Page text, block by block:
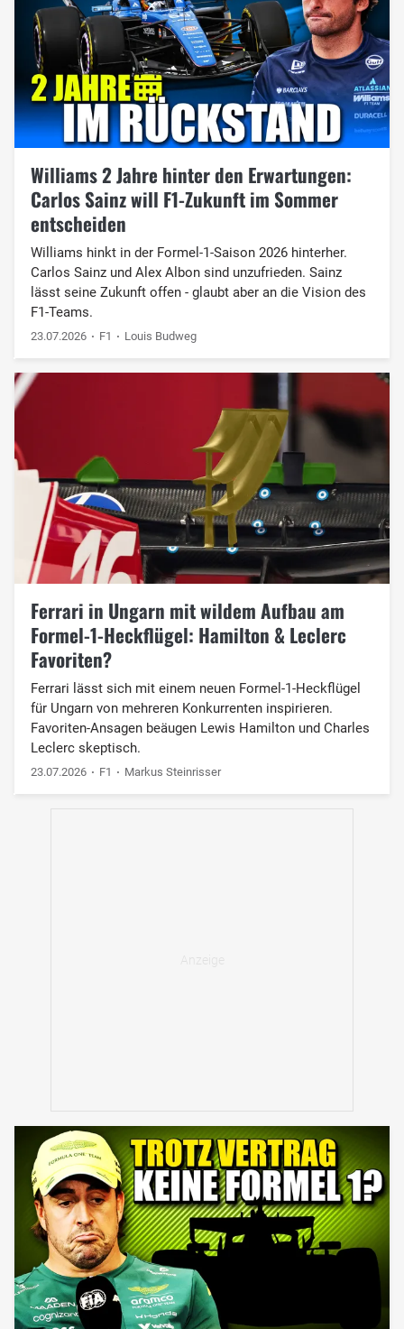
Williams 2 Jahre hinter den Erwartungen:
Carlos Sainz will F1-Zukunft im Sommer
entscheiden
Williams hinkt in der Formel-1-Saison 2026 hinterher.
Carlos Sainz und Alex Albon sind unzufrieden. Sainz
lässt seine Zukunft offen - glaubt aber an die Vision des
F1-Teams.
23.07.2026 F1 Louis Budweg
Ferrari in Ungarn mit wildem Aufbau am
Formel-1-Heckflügel: Hamilton & Leclerc
Favoriten?
Ferrari lässt sich mit einem neuen Formel-1-Heckflügel
für Ungarn von mehreren Konkurrenten inspirieren.
Favoriten-Ansagen beäugen Lewis Hamilton und Charles
Leclerc skeptisch.
23.07.2026 F1 Markus Steinrisser